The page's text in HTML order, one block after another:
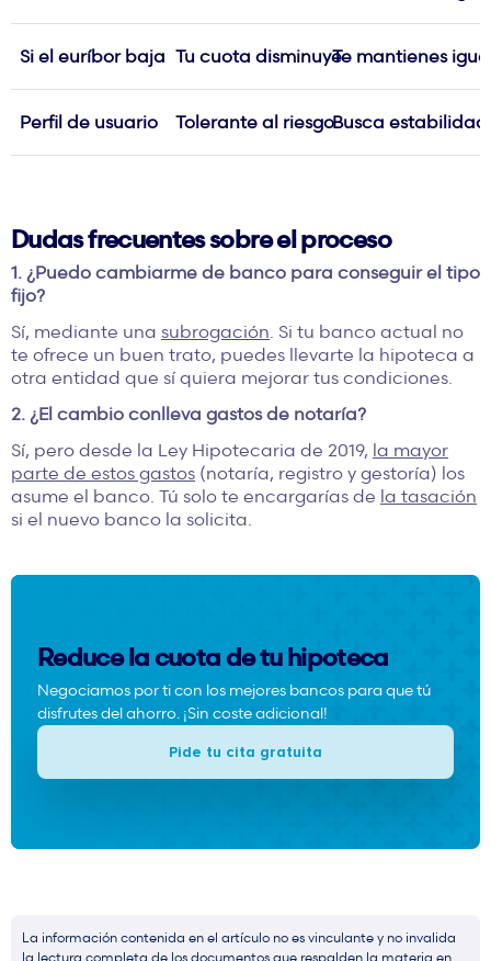
Si el euríbor baja Tu cuota disminuyeTe mantienes
Perfil de usuario Tolerante al riesgoBusca estabilidad
Dudas frecuentes sobre el proceso
1. ¿Puedo cambiarme de banco para conseguir el tipo
fijo?
Sí, mediante una subrogación . Si tu banco actual no
te ofrece un buen trato, puedes llevarte la hipoteca a
otra entidad que sí quiera mejorar tus condiciones.
2. ¿El cambio conlleva gastos de notaría?
Sí, pero desde la Ley Hipotecaria de 2019, la mayor
parte de estos gastos (notaría, registro y gestoría) los
asume el banco. Tú solo te encargarías de la tasación
si el nuevo banco la solicita.
Reduce la cuota de tu hipoteca
Negociamos por ti con los mejores bancos para que tú
disfrutes del ahorro. ¡Sin coste adicional!
Pide tu cita gratuita
La información contenida en el artículo no es vinculante y no invalida
la lectura completa de los documentos que respalden la materia en